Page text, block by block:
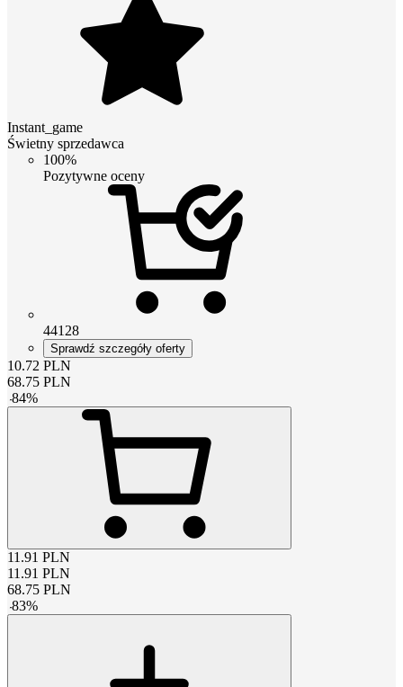
Instant_game
Świetny sprzedawca
100%
Pozytywne oceny
44128
Sprawdź szczegóły oferty
10.72 PLN
68.75 PLN
-84%
11.91 PLN
11.91 PLN
68.75 PLN
-83%